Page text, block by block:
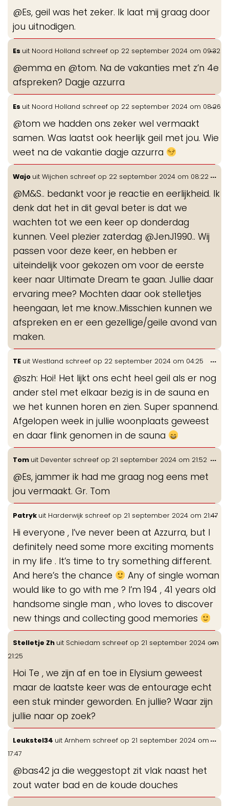
@Es, geil was het zeker. Ik laat mij graag door
jou uitnodigen.
Es uit Noord Holland schreef op 22 september 2024 om 09:32
@emma en @tom. Na de vakanties met z’n 4e
afspreken? Dagje azzurra
...
Es uit Noord Holland schreef op 22 september 2024 om 08:26
@tom we hadden ons zeker wel vermaakt
samen. Was laatst ook heerlijk geil met jou. Wie
weet na de vakantie dagje azzurra
...
Wajo uit Wijchen schreef op 22 september 2024 om 08:22
@M&S.. bedankt voor je reactie en eerlijkheid. Ik
denk dat het in dit geval beter is dat we
wachten tot we een keer op donderdag
kunnen. Veel plezier zaterdag @JenJ1990.. Wij
passen voor deze keer, en hebben er
uiteindelijk voor gekozen om voor de eerste
keer naar Ultimate Dream te gaan. Jullie daar
ervaring mee? Mochten daar ook stelletjes
heengaan, let me know..Misschien kunnen we
afspreken en er een gezellige/geile avond van
maken.
...
TE uit Westland schreef op 22 september 2024 om 04:25
@szh: Hoi! Het lijkt ons echt heel geil als er nog
ander stel met elkaar bezig is in de sauna en
we het kunnen horen en zien. Super spannend.
Afgelopen week in jullie woonplaats geweest
en daar flink genomen in de sauna
...
Tom uit Deventer schreef op 21 september 2024 om 21:52
@Es, jammer ik had me graag nog eens met
jou vermaakt. Gr. Tom
...
Patryk uit Harderwijk schreef op 21 september 2024 om 21:47
Hi everyone , I’ve never been at Azzurra, but I
definitely need some more exciting moments
in my life . It’s time to try something different.
And here’s the chance
Any of single woman
would like to go with me ? I’m 194 , 41 years old
handsome single man , who loves to discover
new things and collecting good memories
...
Stelletje Zh uit Schiedam schreef op 21 september 2024 om
21:25
Hoi Te , we zijn af en toe in Elysium geweest
maar de laatste keer was de entourage echt
een stuk minder geworden. En jullie? Waar zijn
jullie naar op zoek?
...
Leukstel34 uit Arnhem schreef op 21 september 2024 om
17:47
@bas42 ja die weggestopt zit vlak naast het
zout water bad en de koude douches
...